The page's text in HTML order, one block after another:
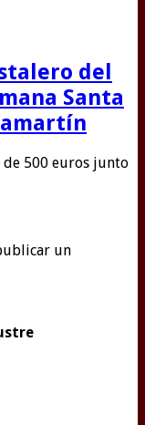
del
Santa
de 500 euros junto
un